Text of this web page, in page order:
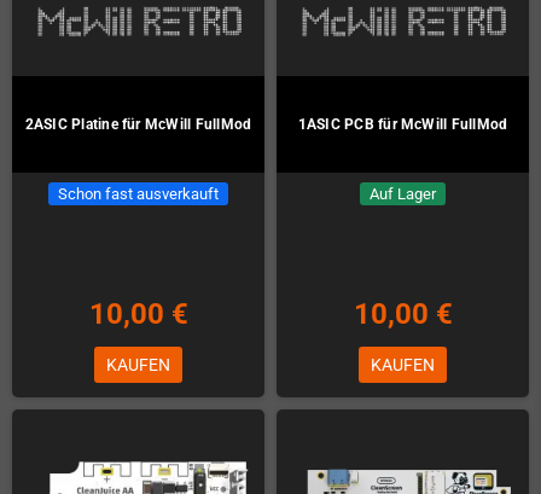
2ASIC Platine für McWill FullMod
Schon fast ausverkauft
10,00 €
KAUFEN
1ASIC PCB für McWill FullMod
Auf Lager
10,00 €
KAUFEN